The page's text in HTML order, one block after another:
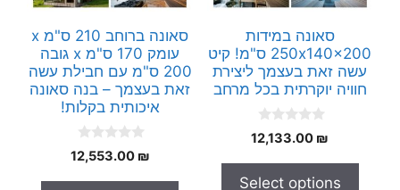
סאונה במידות
250x140x200 ס"מ! קיט
עשה זאת בעצמך ליצירת
חוויה יוקרתית בכל מרחב
0
o
o
12,133.00 ₪
Select options
סאונה ברוחב 210 ס"מ x
עומק 170 ס"מ x גובה
200 ס"מ עם חבילת עשה
זאת בעצמך – בנה סאונה
איכותית בקלות!
0
o
12,553.00 ₪